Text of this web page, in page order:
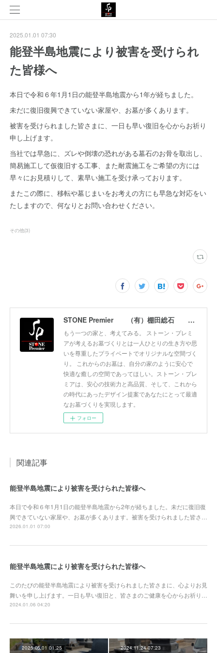
2025.01.01 07:30
能登半島地震により被害を受けられ
た皆様へ
本日で令和６年1月1日の能登半島地震から1年が経ちました。
未だに復旧復興できていない家屋や、お墓が多くあります。
被害を受けられました皆さまに、一日も早い復旧を心からお祈り
申し上げます。
当社では早急に、ズレや倒壊の恐れがある墓石のお骨を取出し、
簡易施工して仮復旧する工事、また耐震施工をご希望の方には
早々にお見積りして、素早い施工を受け承っております。
またこの際に、移転や墓じまいをお考えの方にも早急な対応をい
たしますので、何なりとお問い合わせください。
その他(3)
STONE Premier （有）棚田総石 ストーンプレミア
もう一つの家と、考えてみる。 ストーン・プレミ
アが考えるお墓づくりとは一人ひとりの生き方や思
いを尊重したプライベートでオリジナルな空間づく
り。 これからのお墓は、自分の家のように安心で
快適な癒しの空間であってほしい。ストーン・プレ
ミアは、安心の技術力と高品質、そして、これから
の時代にあったデザイン提案であなたにとって最適
なお墓づくりを実現します。
フォロー
関連記事
能登半島地震により被害を受けられた皆様へ
本日で令和６年1月1日の能登半島地震から2年が経ちました。未だに復旧復
興できていない家屋や、お墓が多くあります。被害を受けられました皆さ…
2026.01.01 07:00
能登半島地震により被害を受けられた皆様へ
このたびの能登半島地震により被害を受けられました皆さまに、心よりお見
舞いを申し上げます。一日も早い復旧と、皆さまのご健康を心からお祈り…
2024.01.06 04:20
2025.05.01 01:25 2024.11.24 07:23